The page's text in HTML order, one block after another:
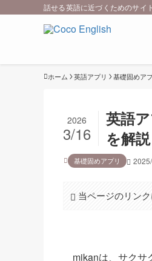
話せる英語に近づくためのサイト
ホーム 英語アプリ 基礎固めア
英語
を解説
2026
3/16
基礎固めアプリ
当ページのリン
mikanは、サクサ